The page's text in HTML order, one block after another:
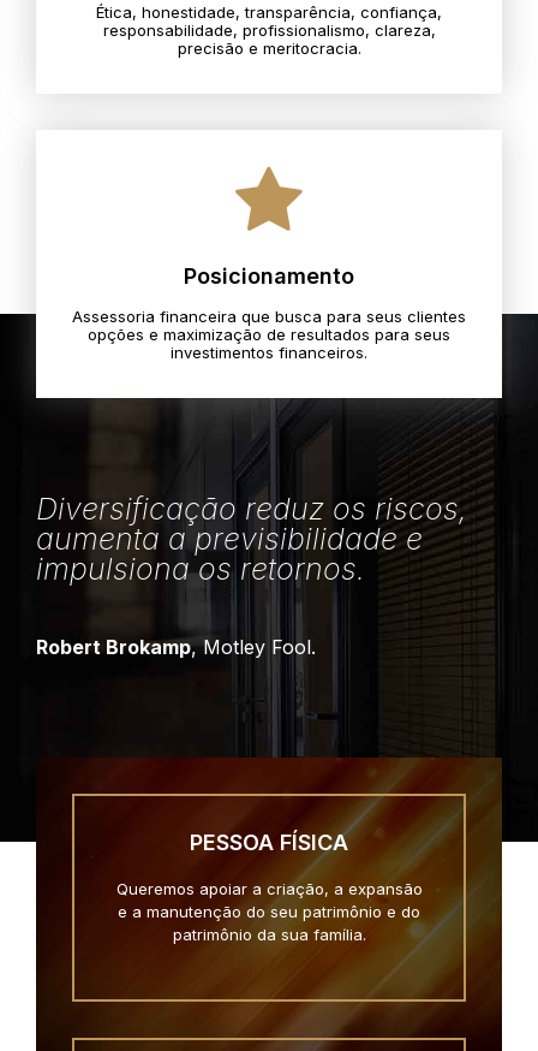
Ética, honestidade, transparência, confiança,
responsabilidade, profissionalismo, clareza,
precisão e meritocracia.​
Posicionamento
Assessoria financeira que busca para seus clientes
opções e maximização de resultados para seus
investimentos financeiros.
Diversificação reduz os riscos,
aumenta a previsibilidade e
impulsiona os retornos.
Robert Brokamp, Motley Fool.
PESSOA FÍSICA
Queremos apoiar a criação, a expansão
e a manutenção do seu patrimônio e do
patrimônio da sua família.